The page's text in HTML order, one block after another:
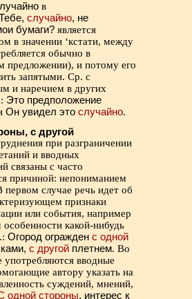
в
случайно, не
бумаги? является
в значении ‘кстати, между
обычно в
предложении), и потому его
запятыми. Ср. с
и наречием в других
Это предположение
Он увидел этослучайно.
с другой
при разграничении
и вводных
связаны с часто
причиной: непониманием
первом случае речь идет об
признаки
или события, например
какой-нибудь
Огород огражденс одной
с другой плетнем. Во
употребляются вводные
автору указать на
суждений, мнений,
одной стороны, интерес к